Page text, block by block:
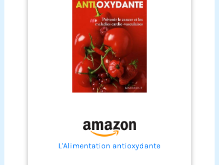
L'Alimentation antioxydante